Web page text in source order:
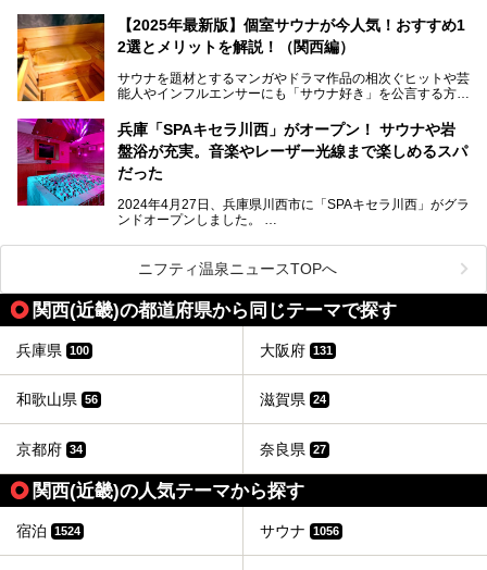
プライベート空間でゆったりと過ごせる、おすすめの個室・
貸切温泉をチェックしてみてくださいね。
くれます。
ここでは、関西エリアにある、温泉街歩きも楽しめる温泉地
をご紹介します。
【2025年最新版】個室サウナが今人気！おすすめ1
2選とメリットを解説！（関西編）
サウナを題材とするマンガやドラマ作品の相次ぐヒットや芸
能人やインフルエンサーにも「サウナ好き」を公言する方が
も、サウナや水風呂をPRされる魅力的なお店が日に日に増
加しています。
「第三次サウナブーム」とも呼ばれる昨今、混雑を避けた自
分だけの一人サウナを満喫できるプライベートサウナにも注
目が集まっており、各地に続々とオープンしています。
本記事では関西にも徐々にその輪が広がりつつある個室サウ
ナのメリットと、オススメの施設を12ヶ所ご紹介させてい
ただきます！
兵庫「SPAキセラ川西」がオープン！ サウナや岩
盤浴が充実。音楽やレーザー光線まで楽しめるスパ
だった
2024年4月27日、兵庫県川西市に「SPAキセラ川西」がグラ
ンドオープンしました。
施設です。フィットネスで汗を流し、湯船でさっぱりリフレ
ッシュ。岩盤浴やサウナも「いったい何種類あるの!?」と驚
くほどバラエティに富んでいます。なかには「音楽が鳴り響
き、レーザー光線が飛び交う謎のロウリュ」もあるのです。
さらにアッツアツの「石焼サウナ飯」も絶品。
そんな見どころ満載のスパで、さっそく入浴体験してきまし
ニフティ温泉ニュースTOPへ
関西(近畿)の都道府県から同じテーマで探す
兵庫県 100 大阪府 131
和歌山県 56 滋賀県 24
京都府 34 奈良県 27
関西(近畿)の人気テーマから探す
宿泊 1524 サウナ 1056